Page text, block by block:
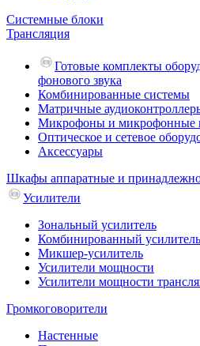
Системные блоки
Трансляция
Готовые комплекты
фонового звука
Комбинированные системы
Матричные
Микрофоны и микрофонные
Оптическое и сетевое
Аксессуары
Шкафы аппаратные и
Усилители
Зональный усилитель
Комбинированный усилитель
Микшер-усилитель
Усилители мощности
Усилители мощности
Громкоговорители
Настенные